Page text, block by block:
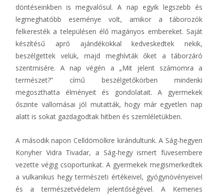
döntéseinkben is megvalósul. A nap egyik legszebb és
legmeghatóbb eseménye volt, amikor a táborozók
felkeresték a településen élő magányos embereket. Saját
készítésű apró ajándékokkal kedveskedtek nekik,
beszélgettek velük, majd meghívták őket a táborzáró
szentmisére. A nap végén a „Mit jelent számomra a
természet?” című beszélgetőkörben mindenki
megoszthatta élményeit és gondolatait. A gyermekek
őszinte vallomásai jól mutatták, hogy már egyetlen nap
alatt is sokat gazdagodtak hitben és szemléletükben.
A második napon Celldömölkre kirándultunk. A Ság-hegyen
Konyher Vidra Tivadar, a Ság-hegy ismert füvesembere
vezette végig csoportunkat. A gyermekek megismerkedtek
a vulkanikus hegy természeti értékeivel, gyógynövényeivel
és a természetvédelem jelentőségével. A Kemenes